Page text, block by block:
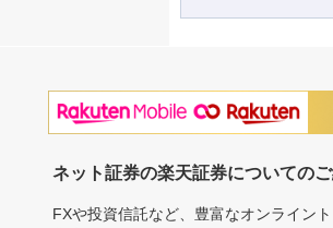
ネット証券の楽天証券についての
FXや投資信託など、豊富なオンライン